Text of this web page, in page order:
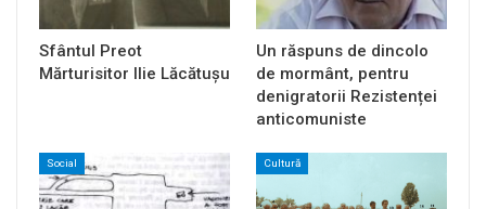
Sfântul Preot
Mărturisitor Ilie Lăcătușu
Un răspuns de dincolo
de mormânt, pentru
denigratorii Rezistenței
anticomuniste
Social Cultură